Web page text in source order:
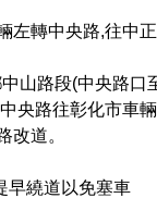
左轉中央路,往中
山路段(中央路
央路往彰化市車
改道。
早繞道以免塞車